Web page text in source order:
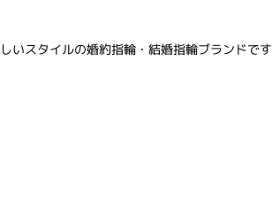
いスタイルの婚約指輪・結婚指輪ブランドです